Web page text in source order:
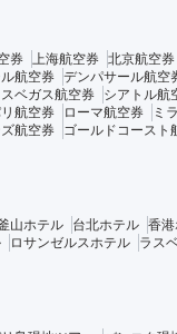
券 上海航空券 北京航空券
航空券 デンパサール航空
ベガス航空券 シアトル航
航空券 ローマ航空券 ミ
航空券 ゴールドコースト
山ホテル 台北ホテル 香
ロサンゼルスホテル ラス